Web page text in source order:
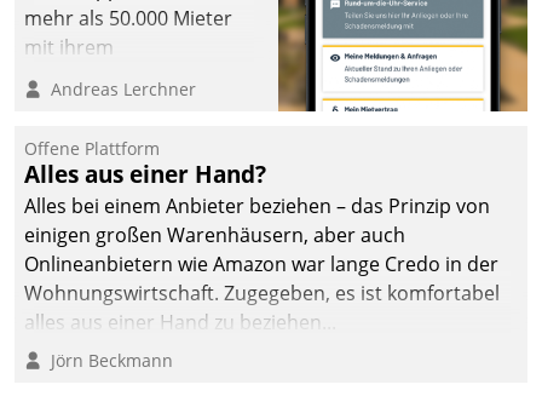
mehr als 50.000 Mieter
mit ihrem
Wohnungsunternehmen
kommunizieren, auf dem
einsehen und ändern
oder
Schadensmeldungen
abgeben – rund um die
Uhr.
Andreas Lerchner
Offene Plattform
Alles aus einer Hand?
Alles bei einem Anbieter beziehen – das Prinzip von
einigen großen Warenhäusern, aber auch
Onlineanbietern wie Amazon war lange Credo in der
Wohnungswirtschaft. Zugegeben, es ist komfortabel
alles aus einer Hand zu beziehen...
Jörn Beckmann